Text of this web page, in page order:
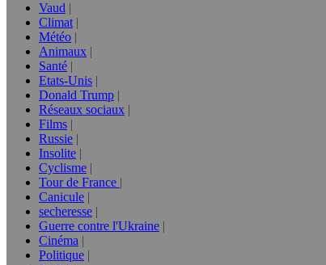
Vaud
Climat
Météo
Animaux
Santé
Etats-Unis
Donald Trump
Réseaux sociaux
Films
Russie
Insolite
Cyclisme
Tour de France
Canicule
secheresse
Guerre contre l'Ukraine
Cinéma
Politique